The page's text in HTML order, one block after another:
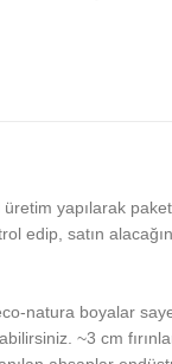
yapılarak
edip, satın
natura boyalar
~3 cm